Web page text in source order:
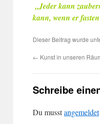
„Jeder kann
kann, wenn er
Dieser Beitrag wurde
← Kunst in unseren
Schreibe
Du musstangemeldet